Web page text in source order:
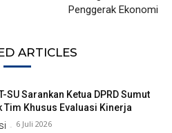
Penggerak Ekonomi
ARTICLES
SU Sarankan Ketua DPRD Sumut
Tim Khusus Evaluasi Kinerja
- 6 Juli 2026